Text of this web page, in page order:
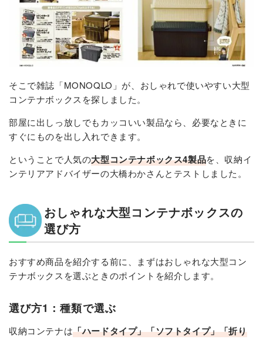
そこで雑誌「MONOQLO」が、おしゃれで使いやすい大型
コンテナボックスを探しました。
部屋に出しっ放しでもカッコいい製品なら、必要なときに
すぐにものを出し入れできます。
ということで人気の大型コンテナボックス4製品を、収納イ
ンテリアアドバイザーの大橋わかさんとテストしました。
おしゃれな大型コンテナボックスの
選び方
おすすめ商品を紹介する前に、まずはおしゃれな大型コン
テナボックスを選ぶときのポイントを紹介します。
選び方1：種類で選ぶ
収納コンテナは「ハードタイプ」「ソフトタイプ」「折り